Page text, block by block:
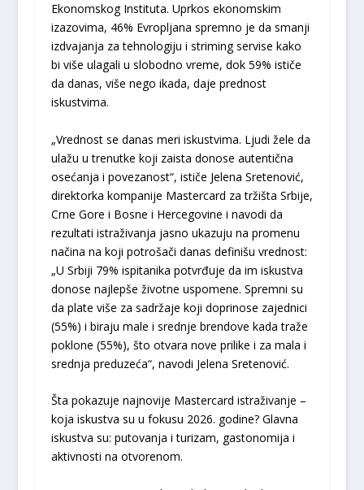
Ekonomskog Instituta. Uprkos ekonomskim
izazovima, 46% Evropljana spremno je da smanji
izdvajanja za tehnologiju i striming servise kako
bi više ulagali u slobodno vreme, dok 59% ističe
da danas, više nego ikada, daje prednost
iskustvima.
„Vrednost se danas meri iskustvima. Ljudi žele da
ulažu u trenutke koji zaista donose autentična
osećanja i povezanost“, ističe Jelena Sretenović,
direktorka kompanije Mastercard za tržišta Srbije,
Crne Gore i Bosne i Hercegovine i navodi da
rezultati istraživanja jasno ukazuju na promenu
načina na koji potrošači danas definišu vrednost:
„U Srbiji 79% ispitanika potvrđuje da im iskustva
donose najlepše životne uspomene. Spremni su
da plate više za sadržaje koji doprinose zajednici
(55%) i biraju male i srednje brendove kada traže
poklone (55%), što otvara nove prilike i za mala i
srednja preduzeća“, navodi Jelena Sretenović.
Šta pokazuje najnovije Mastercard istraživanje –
koja iskustva su u fokusu 2026. godine? Glavna
iskustva su: putovanja i turizam, gastonomija i
aktivnosti na otvorenom.